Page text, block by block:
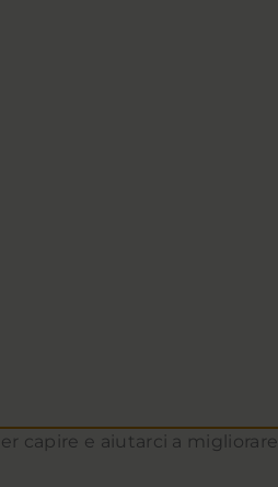
capire e aiutarci a